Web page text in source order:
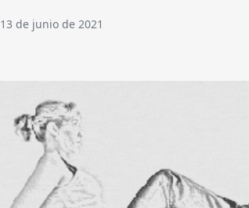
13 de junio de 2021